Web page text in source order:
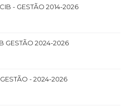
- GESTÃO 2014-2026
GESTÃO 2024-2026
- 2024-2026